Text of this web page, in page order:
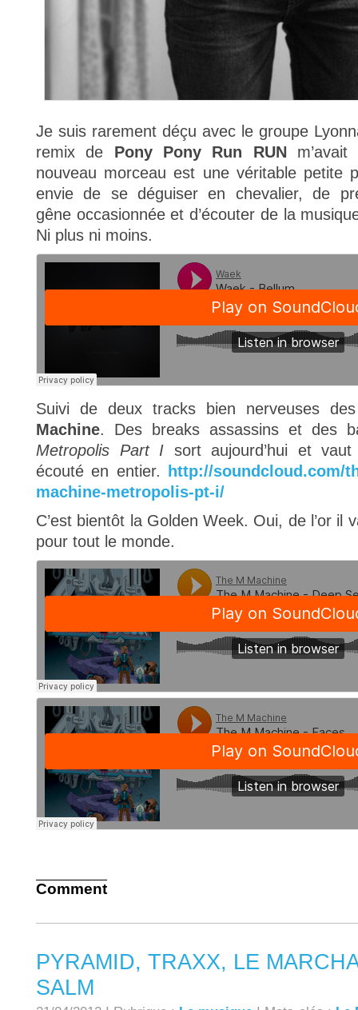
Je suis rarement déçu avec le groupe
remix de Pony Pony Run RUN
nouveau morceau est une véritable petite
envie de se déguiser en chevalier, de
gêne occasionnée et d’écouter de la
Ni plus ni moins.
Suivi de deux tracks bien nerveuses
Machine. Des breaks assassins et des
Metropolis Part I sort aujourd’hui et
écouté en entier.
http://soundcloud.com/
machine-metropolis-pt-i/
C’est bientôt la Golden Week. Oui, de l’or il
pour tout le monde.
Comment
PYRAMID, TRAXX, LE
SALM